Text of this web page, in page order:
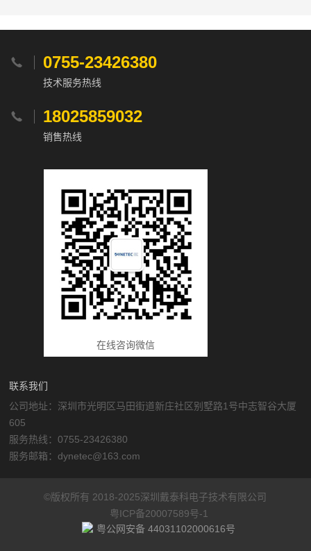
 0755-23426380
技术服务热线
 18025859032
销售热线
在线咨询微信
联系我们
公司地址：深圳市光明区马田街道新庄社区别墅路1号中志智谷大厦
605
服务热线：0755-23426380
服务邮箱：dynetec@163.com
©版权所有 2018-2025深圳戴泰科电子技术有限公司
粤ICP备20007589号-1
粤公网安备 44031102000616号